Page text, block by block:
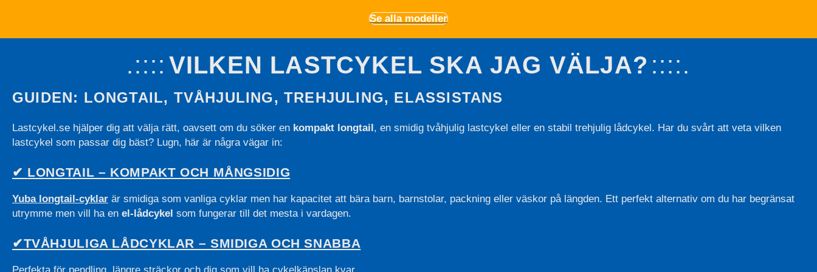
Se alla modeller
VILKEN LASTCYKEL SKA JAG VÄLJA?
GUIDEN: LONGTAIL, TVÅHJULING, TREHJULING, ELASSISTANS
Lastcykel.se hjälper dig att välja rätt, oavsett om du söker en kompakt longtail, en smidig tvåhjulig lastcykel eller en stabil trehjulig lådcykel. Har du svårt att veta vilken
lastcykel som passar dig bäst? Lugn, här är några vägar in:
✔ LONGTAIL – KOMPAKT OCH MÅNGSIDIG
Yuba longtail-cyklar är smidiga som vanliga cyklar men har kapacitet att bära barn, barnstolar, packning eller väskor på längden. Ett perfekt alternativ om du har begränsat
utrymme men vill ha en el-lådcykel som fungerar till det mesta i vardagen.
✔TVÅHJULIGA LÅDCYKLAR – SMIDIGA OCH SNABBA